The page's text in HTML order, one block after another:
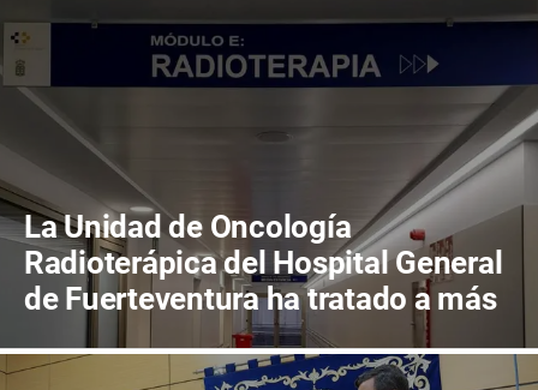
La Unidad de Oncología
Radioterápica del Hospital General
de Fuerteventura ha tratado a más
de 800 pacientes en sus primeros
cuatro años de actividad